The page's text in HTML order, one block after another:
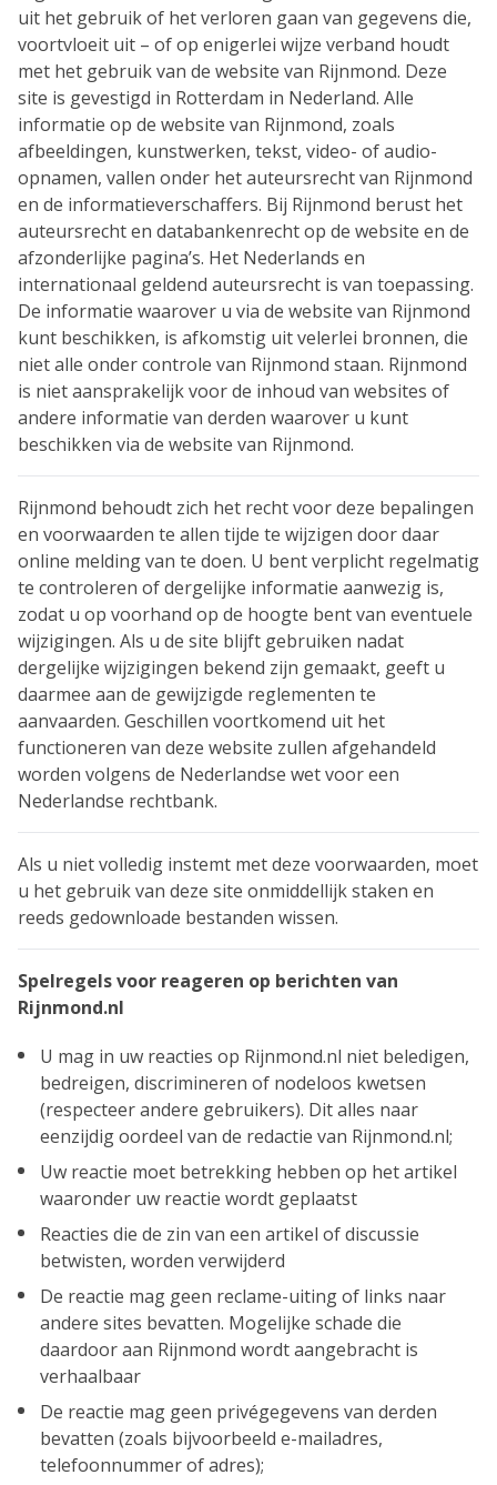
uit het gebruik of het verloren gaan van gegevens die,
voortvloeit uit – of op enigerlei wijze verband houdt
met het gebruik van de website van Rijnmond. Deze
site is gevestigd in Rotterdam in Nederland. Alle
informatie op de website van Rijnmond, zoals
afbeeldingen, kunstwerken, tekst, video- of audio-
opnamen, vallen onder het auteursrecht van Rijnmond
en de informatieverschaffers. Bij Rijnmond berust het
auteursrecht en databankenrecht op de website en de
afzonderlijke pagina’s. Het Nederlands en
internationaal geldend auteursrecht is van toepassing.
De informatie waarover u via de website van Rijnmond
kunt beschikken, is afkomstig uit velerlei bronnen, die
niet alle onder controle van Rijnmond staan. Rijnmond
is niet aansprakelijk voor de inhoud van websites of
andere informatie van derden waarover u kunt
beschikken via de website van Rijnmond.
Rijnmond behoudt zich het recht voor deze bepalingen
en voorwaarden te allen tijde te wijzigen door daar
online melding van te doen. U bent verplicht regelmatig
te controleren of dergelijke informatie aanwezig is,
zodat u op voorhand op de hoogte bent van eventuele
wijzigingen. Als u de site blijft gebruiken nadat
dergelijke wijzigingen bekend zijn gemaakt, geeft u
daarmee aan de gewijzigde reglementen te
aanvaarden. Geschillen voortkomend uit het
functioneren van deze website zullen afgehandeld
worden volgens de Nederlandse wet voor een
Nederlandse rechtbank.
Als u niet volledig instemt met deze voorwaarden, moet
u het gebruik van deze site onmiddellijk staken en
reeds gedownloade bestanden wissen.
Spelregels voor reageren op berichten van
Rijnmond.nl
U mag in uw reacties op Rijnmond.nl niet beledigen,
bedreigen, discrimineren of nodeloos kwetsen
(respecteer andere gebruikers). Dit alles naar
eenzijdig oordeel van de redactie van Rijnmond.nl;
Uw reactie moet betrekking hebben op het artikel
waaronder uw reactie wordt geplaatst
Reacties die de zin van een artikel of discussie
betwisten, worden verwijderd
De reactie mag geen reclame-uiting of links naar
andere sites bevatten. Mogelijke schade die
daardoor aan Rijnmond wordt aangebracht is
verhaalbaar
De reactie mag geen privégegevens van derden
bevatten (zoals bijvoorbeeld e-mailadres,
telefoonnummer of adres);